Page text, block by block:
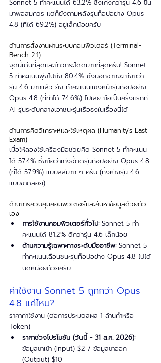
Sonnet 5 ทำคะแนนได้ 63.2% ซึ่งเก่งกว่ารุ่น 4.6 ขึ้น
มาพอสมควร แต่ก็ยังตามหลังรุ่นท็อปอย่าง Opus
4.8 (ที่ได้ 69.2%) อยู่เล็กน้อยครับ
ด้านการสั่งงานผ่านระบบคอมพิวเตอร์ (Terminal-
Bench 2.1)
จุดนี้เด่นที่สุดและก้าวกระโดดมากที่สุดครับ! Sonnet
5 ทำคะแนนพุ่งไปถึง 80.4% ซึ่งนอกจากจะเก่งกว่า
รุ่น 4.6 มากแล้ว ยัง ทำคะแนนแซงหน้ารุ่นท็อปอย่าง
Opus 4.8 (ที่ทำได้ 74.6%) ไปเลย ถือเป็นครั้งแรกที่
AI รุ่นระดับกลางเอาชนะรุ่นเรือธงในเรื่องนี้ได้
ด้านการคิดวิเคราะห์และใช้เหตุผล (Humanity's Last
Exam)
เมื่อให้ลองใช้เครื่องมือช่วยคิด Sonnet 5 ทำคะแนน
ได้ 57.4% ซึ่งถือว่าเก่งจี้ติดรุ่นท็อปอย่าง Opus 4.8
(ที่ได้ 57.9%) แบบสูสีมาก ๆ ครับ (ทิ้งห่างรุ่น 4.6
แบบขาดลอย)
ด้านการควบคุมคอมพิวเตอร์และค้นหาข้อมูลด้วยตัว
เอง
การใช้งานคอมพิวเตอร์ทั่วไป: Sonnet 5 ทำ
คะแนนได้ 81.2% ดีกว่ารุ่น 4.6 เล็กน้อย
ด้านความรู้เฉพาะทางระดับมืออาชีพ: Sonnet 5
ทำคะแนนเฉือนชนะรุ่นท็อปอย่าง Opus 4.8 ไปได้
นิดหน่อยด้วยครับ
ค่าใช้งาน Sonnet 5 ถูกกว่า Opus
4.8 แค่ไหน?
ราคาค่าใช้งาน (ต่อการประมวลผล 1 ล้านคำหรือ
Token)
ราคาช่วงโปรโมชัน (วันนี้ - 31 ส.ค. 2026):
ข้อมูลขาเข้า (Input) $2 / ข้อมูลขาออก
(Output) $10